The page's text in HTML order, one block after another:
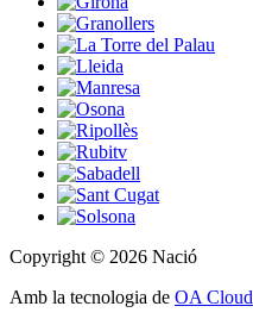
Copyright © 2026 Nació
Amb la tecnologia de OA Cloud